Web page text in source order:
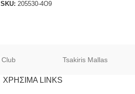
SKU: 205530-4O9
Tsakiris Mallas
ΧΡΗΣΙΜΑ LINKS